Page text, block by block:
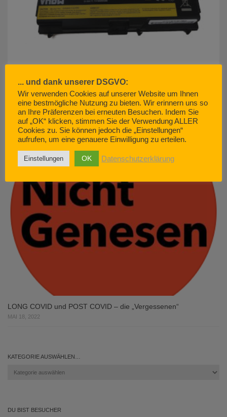
akku500.de (EMCOM GmbH) – so geht Kundenservice. Nicht.
JUNI 29, 2022
LONG COVID und POST COVID – die „Vergessenen“
MAI 18, 2022
KATEGORIE AUSWÄHLEN…
DU BIST BESUCHER
... und dank unserer DSGVO:
Wir verwenden Cookies auf unserer Website um Ihnen
eine bestmögliche Nutzung zu bieten. Wir erinnern uns so
an Ihre Präferenzen bei erneuten Besuchen. Indem Sie
auf „OK“ klicken, stimmen Sie der Verwendung ALLER
Cookies zu. Sie können jedoch die „Einstellungen“
aufrufen, um eine genauere Einwilligung zu erteilen.
Einstellungen OK Datenschutzerklärung